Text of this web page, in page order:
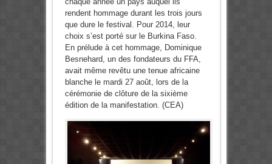
rendent hommage durant les trois jours
que dure le festival. Pour 2014, leur
choix s’est porté sur le Burkina Faso.
En prélude à cet hommage, Dominique
Besnehard, un des fondateurs du FFA,
avait même revêtu une tenue africaine
blanche le mardi 27 août, lors de la
cérémonie de clôture de la sixième
édition de la manifestation. (CEA)